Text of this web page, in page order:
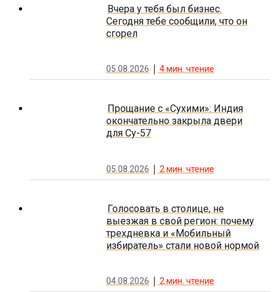
Вчера у тебя был бизнес.
Сегодня тебе сообщили, что он
сгорел
05.08.2026 4мин. чтение
Прощание с «Сухими»: Индия
окончательно закрыла двери
для Су-57
05.08.2026 2 мин. чтение
Голосовать в столице, не
выезжая в свой регион: почему
трехдневка и «Мобильный
избиратель» стали новой нормой
04.08.2026 2 мин. чтение